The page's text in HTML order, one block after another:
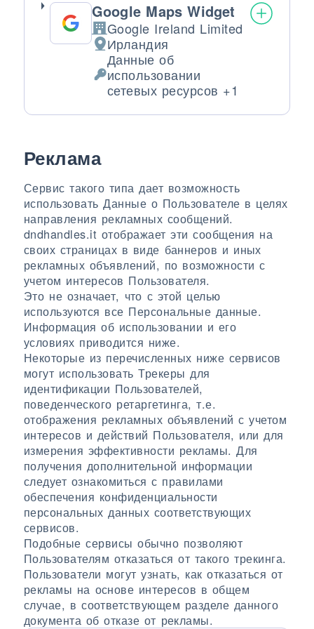
Google Maps Widget
Компания:
Google Ireland Limited
Место обработки:
Ирландия
Обрабатываемые персональные
Данные об
использовании
сетевых ресурсов +1
Реклама
Сервис такого типа дает возможность
использовать Данные о Пользователе в целях
направления рекламных сообщений.
dndhandles.it отображает эти сообщения на
своих страницах в виде баннеров и иных
рекламных объявлений, по возможности с
учетом интересов Пользователя.
Это не означает, что с этой целью
используются все Персональные данные.
Информация об использовании и его
условиях приводится ниже.
Некоторые из перечисленных ниже сервисов
могут использовать Трекеры для
идентификации Пользователей,
поведенческого ретаргетинга, т.е.
отображения рекламных объявлений с учетом
интересов и действий Пользователя, или для
измерения эффективности рекламы. Для
получения дополнительной информации
следует ознакомиться с правилами
обеспечения конфиденциальности
персональных данных соответствующих
сервисов.
Подобные сервисы обычно позволяют
Пользователям отказаться от такого трекинга.
Пользователи могут узнать, как отказаться от
рекламы на основе интересов в общем
случае, в соответствующем разделе данного
документа об отказе от рекламы.